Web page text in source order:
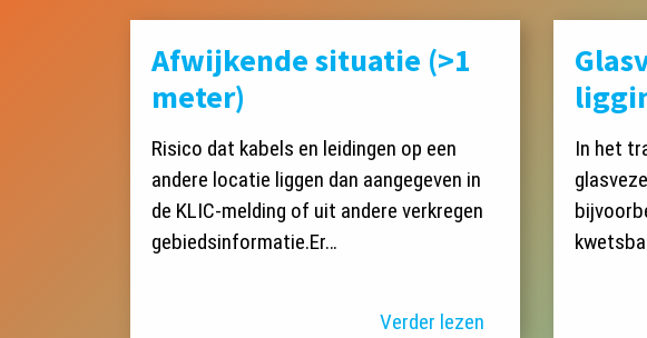
Afwijkende situatie (>1
meter)
Risico dat kabels en leidingen op een
andere locatie liggen dan aangegeven in
de KLIC-melding of uit andere verkregen
gebiedsinformatie.Er…
Verder lezen
In het